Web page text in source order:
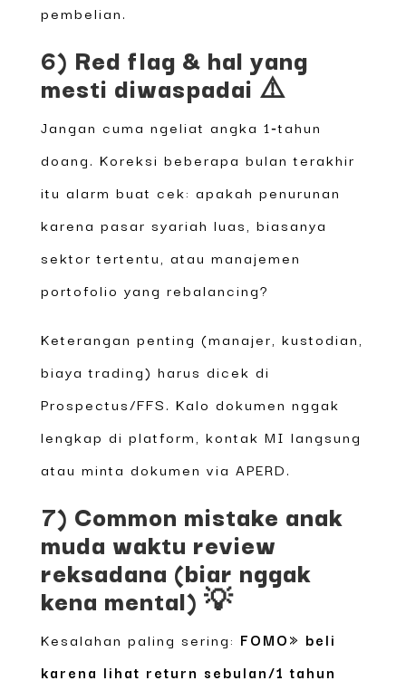
pembelian.
6) Red flag & hal yang
mesti diwaspadai ⚠️
Jangan cuma ngeliat angka 1‑tahun
doang. Koreksi beberapa bulan terakhir
itu alarm buat cek: apakah penurunan
karena pasar syariah luas, biasanya
sektor tertentu, atau manajemen
portofolio yang rebalancing?
Keterangan penting (manajer, kustodian,
biaya trading) harus dicek di
Prospectus/FFS. Kalo dokumen nggak
lengkap di platform, kontak MI langsung
atau minta dokumen via APERD.
7) Common mistake anak
muda waktu review
reksadana (biar nggak
kena mental) 💡
Kesalahan paling sering: FOMO» beli
karena lihat return sebulan/1 tahun